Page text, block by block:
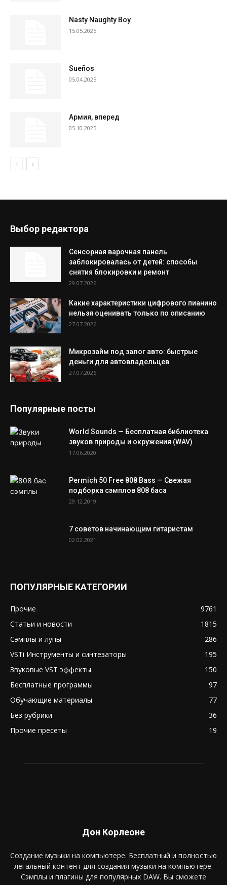
Nasty Naughty Boy
15.05.2025
Sueños
05.04.2025
Армия, вперед
05.10.2025
Выбор редактора
Сенсорная варочная панель
заблокировалась от детей: способы
снятия блокировки и ремонт
29.07.2026
Какие характеристики цифрового пианино
нельзя оценивать только по описанию
27.07.2026
Микрозайм под залог авто: быстрые
деньги для автовладельцев
27.07.2026
Популярные посты
World Sounds — Бесплатная библиотека
звуков природы и окружения (WAV)
17.06.2020
Permich 50 Free 808 Bass — Свежая
подборка сэмплов 808 баса
29.12.2019
7 советов начинающим гитаристам
02.02.2021
ПОПУЛЯРНЫЕ КАТЕГОРИИ
Прочие
9761
Статьи и новости
1815
Сэмплы и лупы
286
VSTi Инструменты и синтезаторы
195
Звуковые VST эффекты
150
Бесплатные программы
97
Обучающие материалы
77
Без рубрики
36
Прочие пресеты
19
Дон Корлеоне
Создание музыки на компьютере. Бесплатный и полностью
легальный контент для создания музыки на компьютере.
Сэмплы и плагины для популярных DAW. Вы сможете